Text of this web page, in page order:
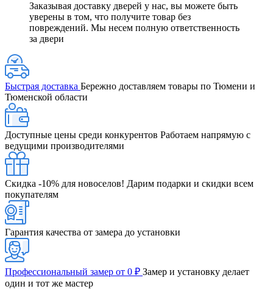
Заказывая доставку дверей у нас, вы можете быть
уверены в том, что получите товар без
повреждений. Мы несем полную ответственность
за двери
Быстрая доставка Бережно доставляем товары по Тюмени и
Тюменской области
Доступные цены среди конкурентов Работаем напрямую с
ведущими производителями
Скидка -10% для новоселов! Дарим подарки и скидки всем
покупателям
Гарантия качества от замера до установки
Профессиональный замер от 0 ₽ Замер и установку делает
один и тот же мастер